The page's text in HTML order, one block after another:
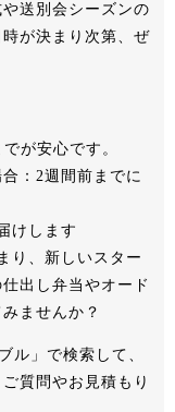
送別会シーズンの
が決まり次第、ぜ
が安心です。
：2週間前までに
けします
り、新しいスター
出し弁当やオード
ませんか？
ル」で検索して、
質問やお見積もり